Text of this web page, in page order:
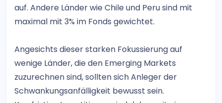
auf. Andere Länder wie Chile und Peru sind mit
maximal mit 3% im Fonds gewichtet.
Angesichts dieser starken Fokussierung auf
wenige Länder, die den Emerging Markets
zuzurechnen sind, sollten sich Anleger der
Schwankungsanfälligkeit bewusst sein.